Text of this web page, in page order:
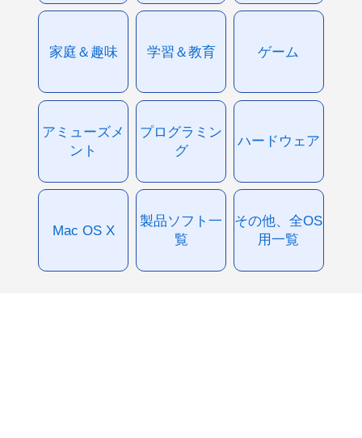
家庭＆趣味 学習＆教育 ゲーム
アミューズメ
ント
プログラミン
グ
ハードウェア
Mac OS X
製品ソフト一
覧
その他、全OS
用一覧